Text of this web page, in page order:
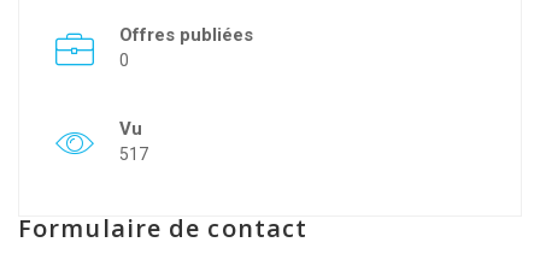
Offres publiées
0
Vu
517
Formulaire de contact